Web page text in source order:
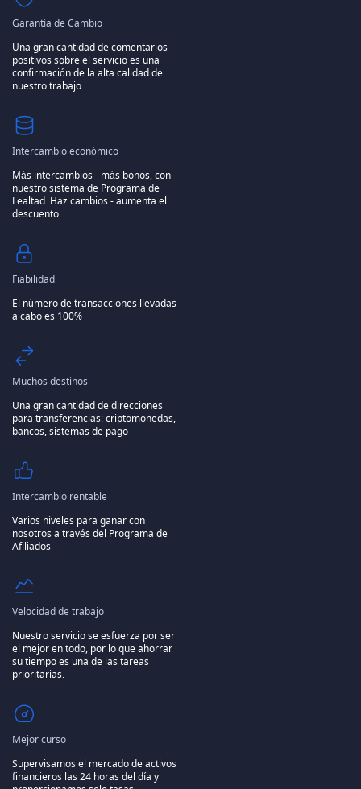
Garantía de Cambio
Una gran cantidad de comentarios
positivos sobre el servicio es una
confirmación de la alta calidad de
nuestro trabajo.
Intercambio económico
Más intercambios - más bonos, con
nuestro sistema de Programa de
Lealtad. Haz cambios - aumenta el
descuento
Fiabilidad
El número de transacciones llevadas
a cabo es 100%
Muchos destinos
Una gran cantidad de direcciones
para transferencias: criptomonedas,
bancos, sistemas de pago
Intercambio rentable
Varios niveles para ganar con
nosotros a través del Programa de
Afiliados
Velocidad de trabajo
Nuestro servicio se esfuerza por ser
el mejor en todo, por lo que ahorrar
su tiempo es una de las tareas
prioritarias.
Mejor curso
Supervisamos el mercado de activos
financieros las 24 horas del día y